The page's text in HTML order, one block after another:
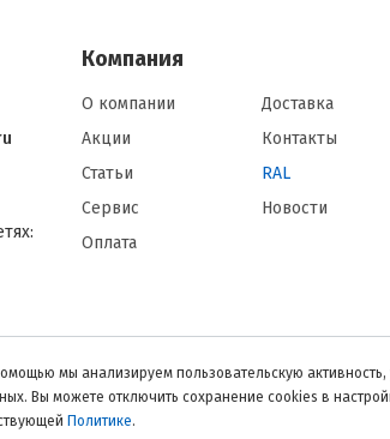
Компания
О компании
Акции
Статьи
Сервис
Оплата
Доставка
Контакты
RAL
Новости
мы анализируем пользовательскую
Вы можете отключить сохранение cookies в
Политике.